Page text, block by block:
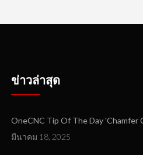
ข่าวล่าสุด
OneCNC Tip Of The Day 'Chamfer
มีนาคม 18, 2025